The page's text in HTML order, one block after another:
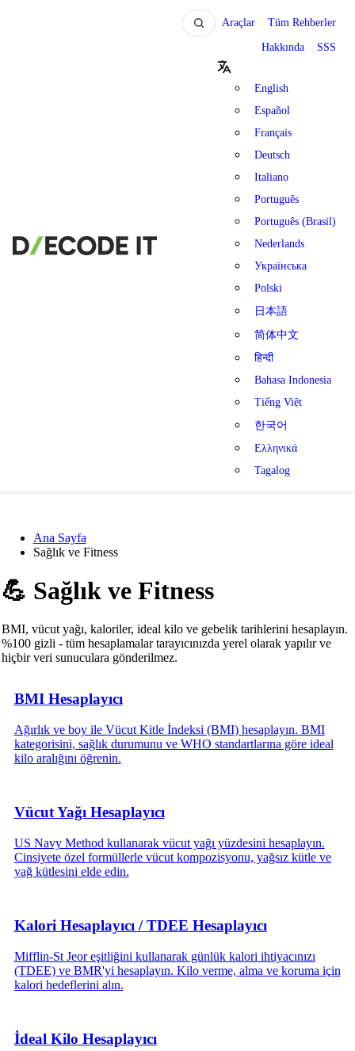
Araçlar Tüm Rehberler
Hakkında SSS
English
Español
Français
Deutsch
Italiano
Português
Português (Brasil)
Nederlands
Українська
Polski
日本語
简体中文
हिन्दी
Bahasa Indonesia
Tiếng Việt
한국어
Ελληνικά
Tagalog
Ana Sayfa
Sağlık ve Fitness
💪 Sağlık ve Fitness
BMI, vücut yağı, kaloriler, ideal kilo ve gebelik tarihlerini hesaplayın.
%100 gizli - tüm hesaplamalar tarayıcınızda yerel olarak yapılır ve
hiçbir veri sunuculara gönderilmez.
BMI Hesaplayıcı
Ağırlık ve boy ile Vücut Kitle İndeksi (BMI) hesaplayın. BMI
kategorisini, sağlık durumunu ve WHO standartlarına göre ideal
kilo aralığını öğrenin.
Vücut Yağı Hesaplayıcı
US Navy Method kullanarak vücut yağı yüzdesini hesaplayın.
Cinsiyete özel formüllerle vücut kompozisyonu, yağsız kütle ve
yağ kütlesini elde edin.
Kalori Hesaplayıcı / TDEE Hesaplayıcı
Mifflin-St Jeor eşitliğini kullanarak günlük kalori ihtiyacınızı
(TDEE) ve BMR'yi hesaplayın. Kilo verme, alma ve koruma için
kalori hedeflerini alın.
İdeal Kilo Hesaplayıcı